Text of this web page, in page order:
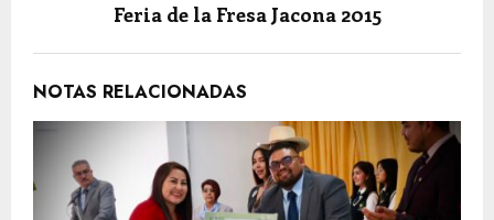
Feria de la Fresa Jacona 2015
NOTAS RELACIONADAS